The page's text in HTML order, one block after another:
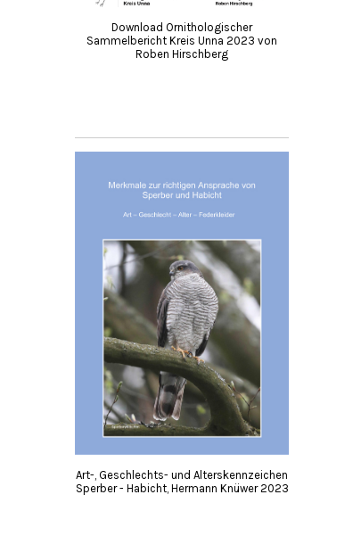
Download Ornithologischer
Sammelbericht Kreis Unna 2023 von
Roben Hirschberg
Art-, Geschlechts- und Alterskennzeichen
Sperber - Habicht, Hermann Knüwer 2023